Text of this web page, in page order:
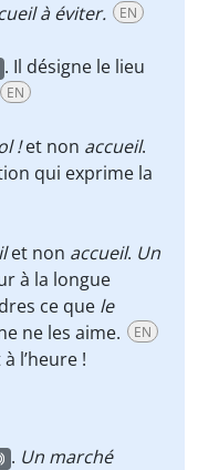
à éviter. EN
. Il désigne le lieu
EN
!et non accueil.
qui exprime la
et non accueil. Un
à la longue
ce que le
ne les aime. EN
l’heure !
. Un marché